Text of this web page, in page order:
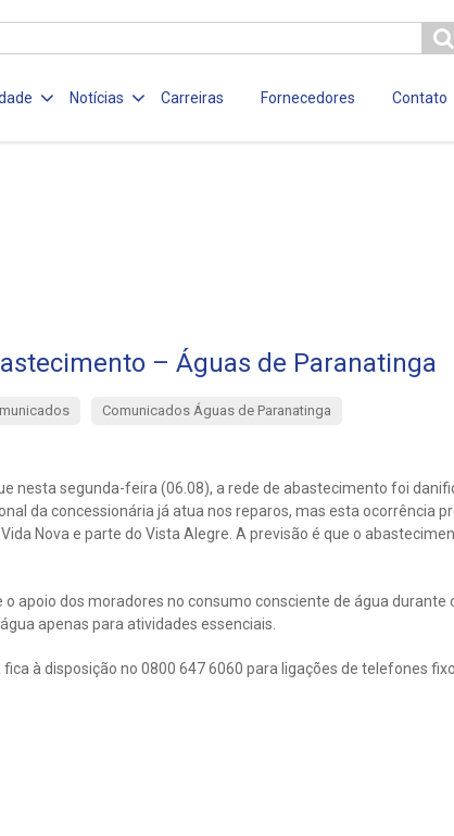
Notícias Carreiras Fornecedores Contato
– Águas de Paranatinga
Comunicados Águas de Paranatinga
nesta segunda-feira (06.08), a rede de abastecimento foi
da concessionária já atua nos reparos, mas esta ocorrência
Nova e parte do Vista Alegre. A previsão é que o
apoio dos moradores no consumo consciente de água durante
apenas para atividades essenciais.
à disposição no 0800 647 6060 para ligações de telefones